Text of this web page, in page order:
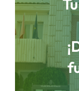
Municipio
Áreas